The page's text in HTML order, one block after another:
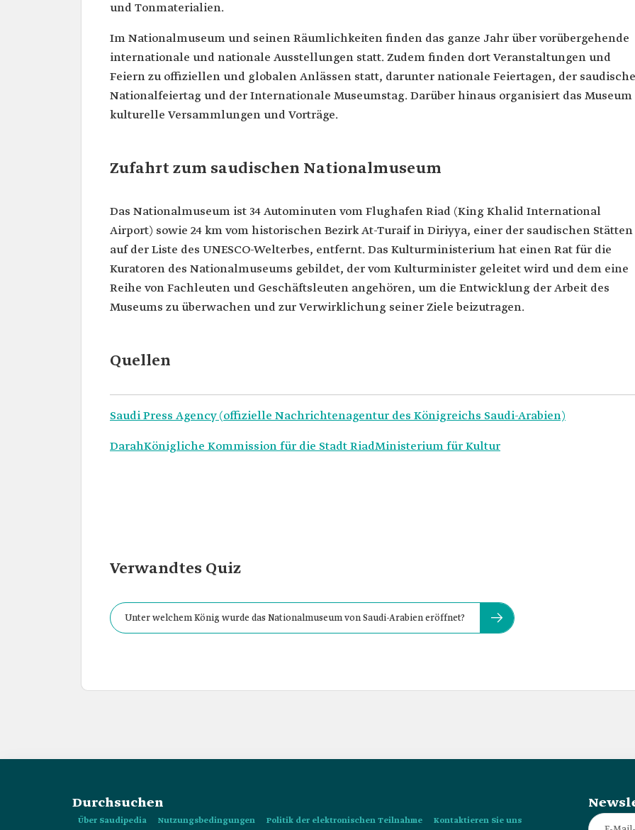
und Tonmaterialien.
Im Nationalmuseum und seinen Räumlichkeiten finden das ganze Jahr über vorübergehende
internationale und nationale Ausstellungen statt. Zudem finden dort Veranstaltungen und
Feiern zu offiziellen und globalen Anlässen statt, darunter nationale Feiertagen, der saudische
Nationalfeiertag und der Internationale Museumstag. Darüber hinaus organisiert das Museum
kulturelle Versammlungen und Vorträge.
Zufahrt zum saudischen Nationalmuseum
Das Nationalmuseum ist 34 Autominuten vom Flughafen Riad (King Khalid International
Airport) sowie 24 km vom historischen Bezirk At-Turaif in Diriyya, einer der saudischen Stätten
auf der Liste des UNESCO-Welterbes, entfernt. Das Kulturministerium hat einen Rat für die
Kuratoren des Nationalmuseums gebildet, der vom Kulturminister geleitet wird und dem eine
Reihe von Fachleuten und Geschäftsleuten angehören, um die Entwicklung der Arbeit des
Museums zu überwachen und zur Verwirklichung seiner Ziele beizutragen.
Quellen
Saudi Press Agency (offizielle Nachrichtenagentur des Königreichs Saudi-Arabien)
DarahKönigliche Kommission für die Stadt RiadMinisterium für Kultur
Verwandtes Quiz
Unter welchem König wurde das Nationalmuseum von Saudi-Arabien eröffnet?
Durchsuchen
Über Saudipedia Nutzungsbedingungen Politik der elektronischen Teilnahme Kontaktieren Sie uns